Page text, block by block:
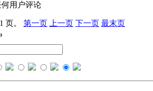
用户评论
页。 第一页 上一页 下一页 最末页